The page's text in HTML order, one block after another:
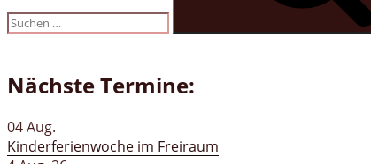
Nächste Termine:
04Aug.
Kinderferienwoche im Freiraum